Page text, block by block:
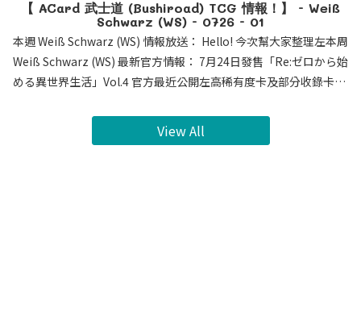
【 ACard 武士道 (Bushiroad) TCG 情報！】 - Weiß
Schwarz (WS) - 0726 - 01
本週 Weiß Schwarz (WS) 情報放送： Hello! 今次幫大家整理左本周
Weiß Schwarz (WS) 最新官方情報： 7月24日發售「Re:ゼロから始
める異世界生活」Vol.4 官方最近公開左高稀有度卡及部分收錄卡牌
?・蕾姆 愛蜜莉雅 新CX連動 : 0Lv. 蕾姆 : 連動派效果 倒置對手 控
View All